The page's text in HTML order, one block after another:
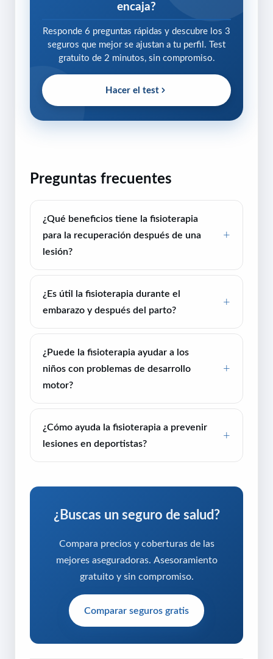
encaja?
Responde 6 preguntas rápidas y descubre los 3
seguros que mejor se ajustan a tu perfil. Test
gratuito de 2 minutos, sin compromiso.
Hacer el test
Preguntas frecuentes
¿Qué beneficios tiene la fisioterapia
para la recuperación después de una
lesión?
¿Es útil la fisioterapia durante el
embarazo y después del parto?
¿Puede la fisioterapia ayudar a los
niños con problemas de desarrollo
motor?
¿Cómo ayuda la fisioterapia a prevenir
lesiones en deportistas?
¿Buscas un seguro de salud?
Compara precios y coberturas de las
mejores aseguradoras. Asesoramiento
gratuito y sin compromiso.
Comparar seguros gratis